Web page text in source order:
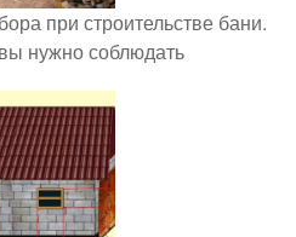
при строительстве бани.
нужно соблюдать